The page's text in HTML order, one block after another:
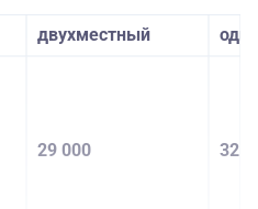
двухместный
29 000 32